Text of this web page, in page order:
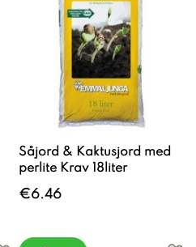
Såjord & Kaktusjord med
perlite Krav 18liter
€6.46